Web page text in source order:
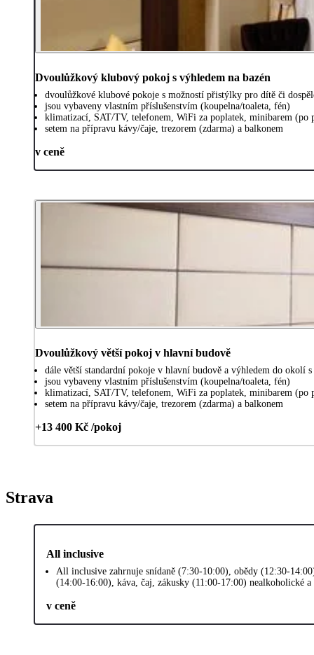
Dvoulůžkový klubový pokoj s výhledem na bazén
dvoulůžkové klubové pokoje s možností přistýlky pro dítě či
jsou vybaveny vlastním příslušenstvím (koupelna/toaleta, fén)
klimatizací, SAT/TV, telefonem, WiFi za poplatek, minibarem (po
setem na přípravu kávy/čaje, trezorem (zdarma) a balkonem
v ceně
Dvoulůžkový větší pokoj v hlavní budově
dále větší standardní pokoje v hlavní budově a výhledem do okolí
jsou vybaveny vlastním příslušenstvím (koupelna/toaleta, fén)
klimatizací, SAT/TV, telefonem, WiFi za poplatek, minibarem (po
setem na přípravu kávy/čaje, trezorem (zdarma) a balkonem
+13 400 Kč /pokoj
Strava
All inclusive
All inclusive zahrnuje snídaně (7:30-10:00), obědy (12:30-
(14:00-16:00), káva, čaj, zákusky (11:00-17:00) nealkoholické
v ceně